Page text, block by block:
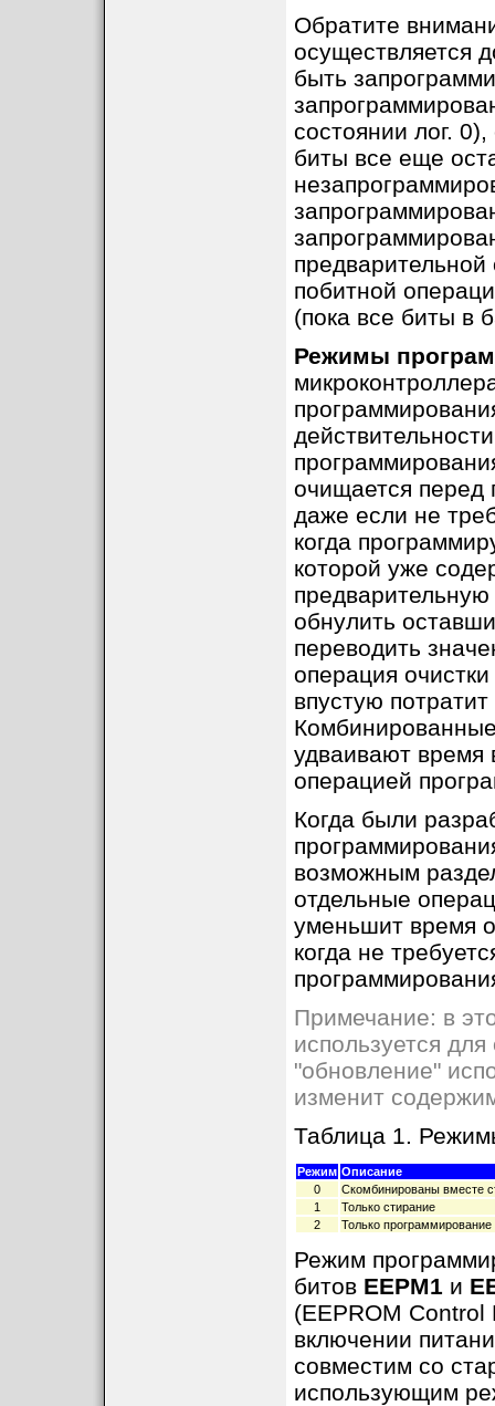
Обратите
осуществляется
быть
состоянии лог.
биты все еще
предварительной
побитной
(пока все биты в
Режимы
очищается перед
даже если не
когда
которой уже
обнулить
переводить
операция
впустую
удваивают время
операцией
Когда были
возможным
отдельные
уменьшит время
когда не
Примечание: в
используется
"обновление"
изменит
Таблица 1.
Режим Описание
0
Скомбинированы вместе
1
Только стирание
2
Только программирование
Режим
битов EEPM1и
(EEPROM
включении
совместим со
использующим